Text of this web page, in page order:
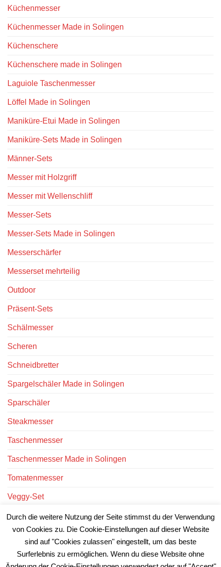
Küchenmesser
Küchenmesser Made in Solingen
Küchenschere
Küchenschere made in Solingen
Laguiole Taschenmesser
Löffel Made in Solingen
Maniküre-Etui Made in Solingen
Maniküre-Sets Made in Solingen
Männer-Sets
Messer mit Holzgriff
Messer mit Wellenschliff
Messer-Sets
Messer-Sets Made in Solingen
Messerschärfer
Messerset mehrteilig
Outdoor
Präsent-Sets
Schälmesser
Scheren
Schneidbretter
Spargelschäler Made in Solingen
Sparschäler
Steakmesser
Taschenmesser
Taschenmesser Made in Solingen
Tomatenmesser
Veggy-Set
Victorinox Messer
Victorinox Uhren
Durch die weitere Nutzung der Seite stimmst du der Verwendung
von Cookies zu. Die Cookie-Einstellungen auf dieser Website
sind auf "Cookies zulassen" eingestellt, um das beste
Surferlebnis zu ermöglichen. Wenn du diese Website ohne